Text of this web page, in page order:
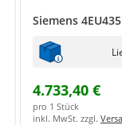
Siemens
4.733,40 €
pro 1 Stück
inkl. MwSt. zzgl.